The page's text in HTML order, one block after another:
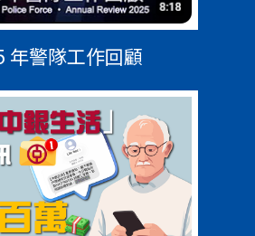
年警隊工作回顧